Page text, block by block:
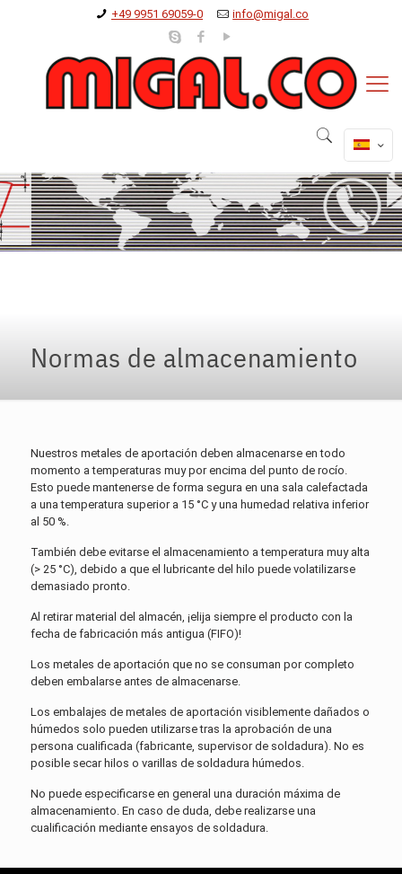
+49 9951 69059-0 info@migal.co
Normas de almacenamiento
Nuestros metales de aportación deben almacenarse en todo
momento a temperaturas muy por encima del punto de rocío.
Esto puede mantenerse de forma segura en una sala calefactada
a una temperatura superior a 15 °C y una humedad relativa inferior
al 50 %.
También debe evitarse el almacenamiento a temperatura muy alta
(> 25 °C), debido a que el lubricante del hilo puede volatilizarse
demasiado pronto.
Al retirar material del almacén, ¡elija siempre el producto con la
fecha de fabricación más antigua (FIFO)!
Los metales de aportación que no se consuman por completo
deben embalarse antes de almacenarse.
Los embalajes de metales de aportación visiblemente dañados o
húmedos solo pueden utilizarse tras la aprobación de una
persona cualificada (fabricante, supervisor de soldadura). No es
posible secar hilos o varillas de soldadura húmedos.
No puede especificarse en general una duración máxima de
almacenamiento. En caso de duda, debe realizarse una
cualificación mediante ensayos de soldadura.